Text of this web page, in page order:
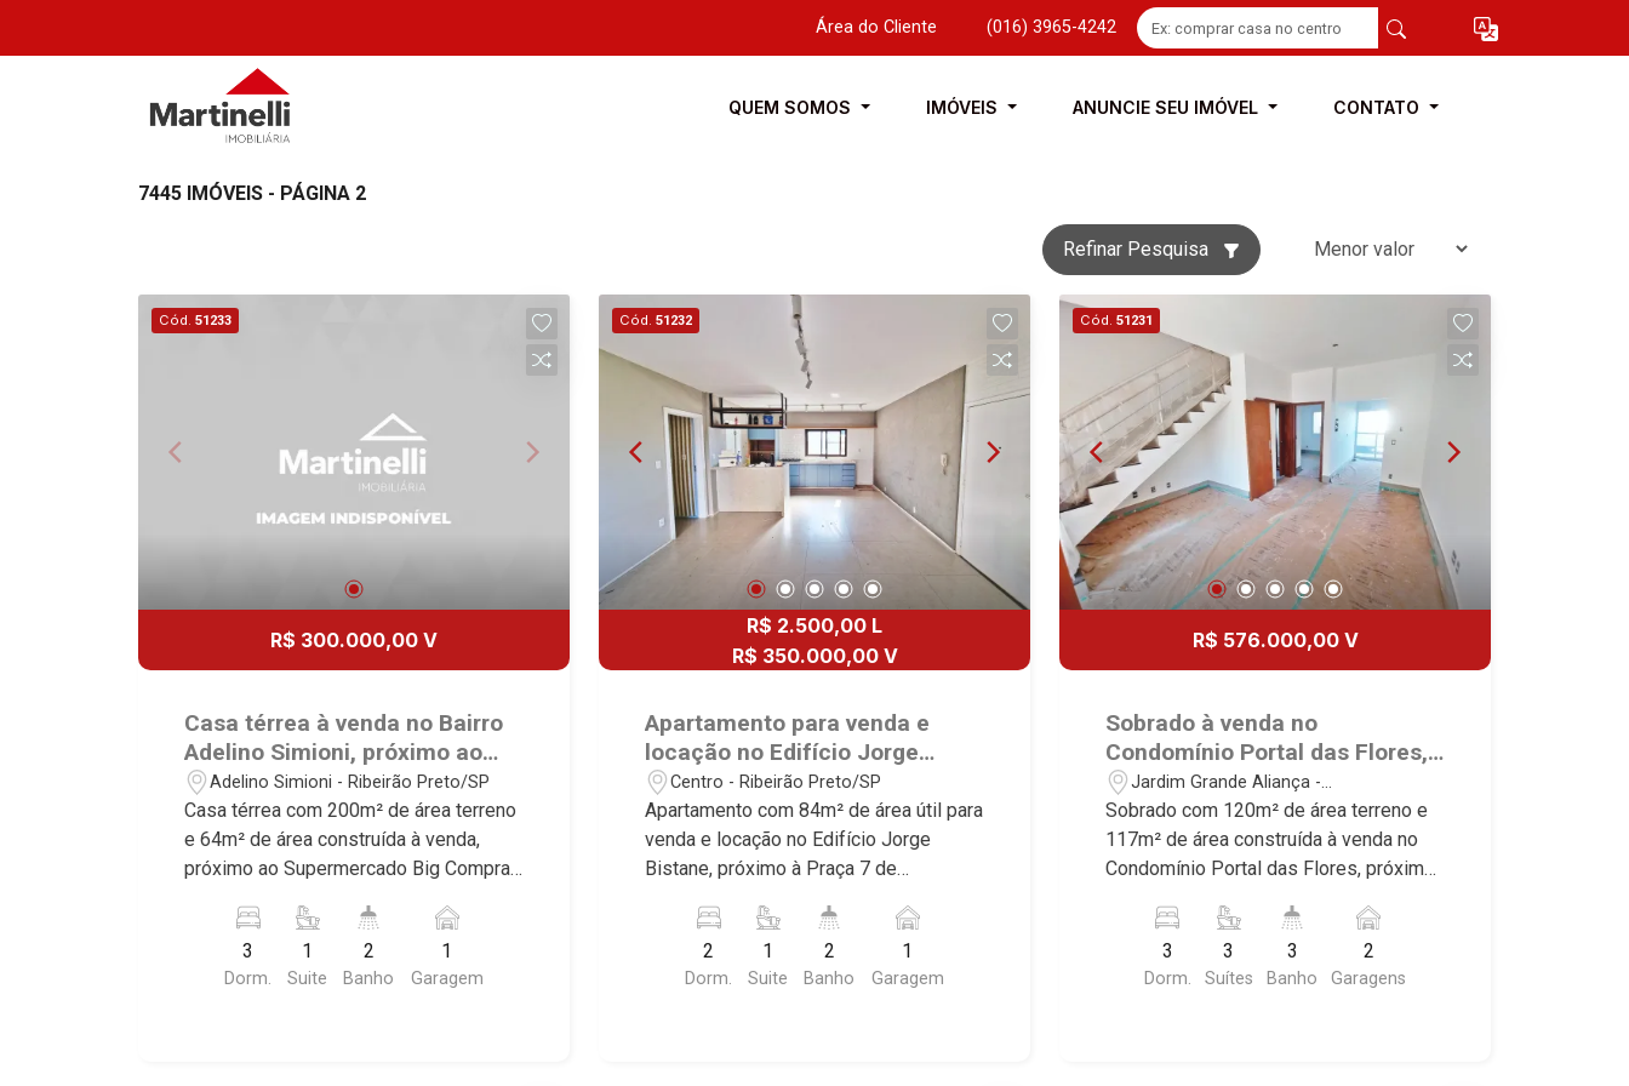
Área do Cliente (016) 3965-4242
QUEM SOMOS IMÓVEIS ANUNCIE SEU IMÓVEL CONTATO
7445 IMÓVEIS - PÁGINA 2
Refinar Pesquisa
Cód. 51233
R$ 300.000,00 V
Casa térrea à venda no Bairro
Adelino Simioni, próximo ao
Supermercado Big Compra -
Ribeirão Preto/SP.
Adelino Simioni - Ribeirão Preto/SP
Casa térrea com 200m² de área terreno
e 64m² de área construída à venda,
próximo ao Supermercado Big Compra -
Preto/SP. Conheça as características
deste imóvel que a Martinelli
Imobiliária selecionou para você: -
3
Dorm.
1
Suite
2
Banho
1
Garagem
Cód. 51232
R$ 2.500,00 L
R$ 350.000,00 V
Apartamento para venda e
locação no Edifício Jorge
Bistane, próximo à Praça 7 de
Setembro - Ribeirão Preto/SP.
Centro - Ribeirão Preto/SP
Apartamento com 84m² de área útil para
venda e locação no Edifício Jorge
Bistane, próximo à Praça 7 de
Preto/SP. Conheça as características
deste imóvel que a Martinelli
Imobiliária selecionou para você: -
2
Dorm.
1
Suite
2
Banho
1
Garagem
Cód. 51231
R$ 576.000,00 V
Sobrado à venda no
Condomínio Portal das Flores,
próximo à Av. Argemiro Balbo -
Ribeirão Preto/SP.
Jardim Grande Aliança -
Sertãozinho/SP
Sobrado com 120m² de área terreno e
117m² de área construída à venda no
Condomínio Portal das Flores, próximo
Grande Aliança, Ribeirão Preto/SP.
Conheça as características deste
imóvel que a Martinelli Imobiliária
3
Dorm.
3
Suítes
3
Banho
2
Garagens